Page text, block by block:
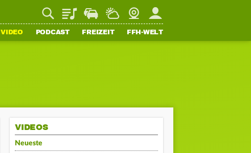
PlaylistStaupilotWetterWebcamMein FFH
VIDEO PODCAST FREIZEIT FFH-WELT
VIDEOS
Neueste